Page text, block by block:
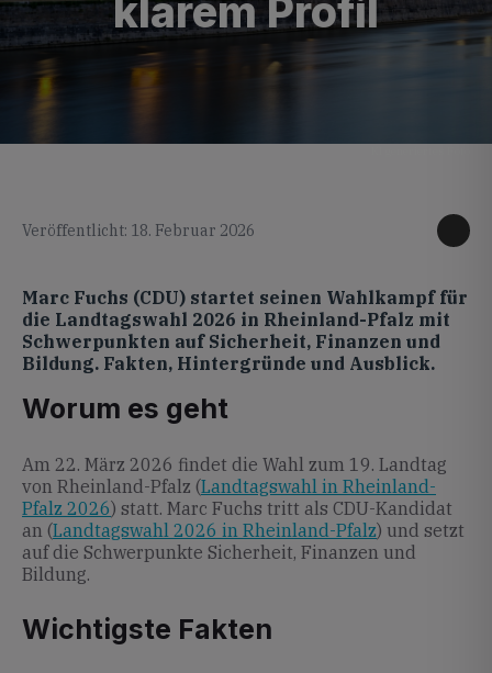
klarem Profil
Veröffentlicht: 18. Februar 2026
Marc Fuchs (CDU) startet seinen Wahlkampf für
die Landtagswahl 2026 in Rheinland-Pfalz mit
Schwerpunkten auf Sicherheit, Finanzen und
Bildung. Fakten, Hintergründe und Ausblick.
Worum es geht
Am 22. März 2026 findet die Wahl zum 19. Landtag
von Rheinland-Pfalz (Landtagswahl in Rheinland-
Pfalz 2026) statt. Marc Fuchs tritt als CDU-Kandidat
an (Landtagswahl 2026 in Rheinland-Pfalz) und setzt
auf die Schwerpunkte Sicherheit, Finanzen und
Bildung.
Wichtigste Fakten